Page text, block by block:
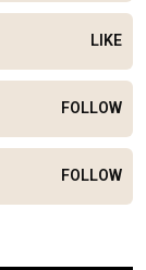
LIKE
FOLLOW
FOLLOW